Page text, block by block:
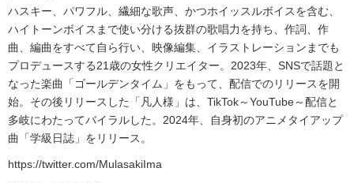
ハスキー、パワフル、繊細な歌声、かつホイッスルボイスを含む、
ハイトーンボイスまで使い分ける抜群の歌唱力を持ち、作詞、作
曲、編曲をすべて自ら行い、映像編集、イラストレーションまでも
プロデュースする21歳の女性クリエイター。2023年、SNSで話題と
なった楽曲「ゴールデンタイム」をもって、配信でのリリースを開
始。その後リリースした「凡人様」は、TikTok～YouTube～配信と
多岐にわたってバイラルした。2024年、自身初のアニメタイアップ
曲「学級日誌」をリリース。
https://twitter.com/MulasakiIma